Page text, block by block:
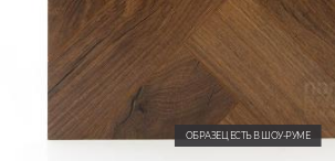
ОБРАЗЕЦ ЕСТЬ В ШОУ-РУМЕ